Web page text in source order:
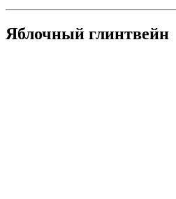
Яблочный глинтвейн